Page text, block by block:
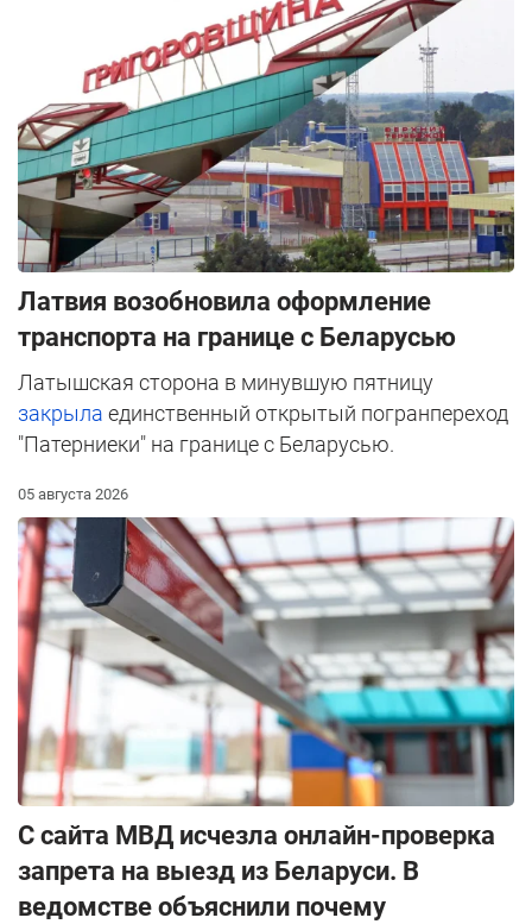
Латвия возобновила оформление
транспорта на границе с Беларусью
Латышская сторона в минувшую пятницу
закрыла единственный открытый погранпереход
"Патерниеки" на границе с Беларусью.
05 августа 2026
С сайта МВД исчезла онлайн-проверка
запрета на выезд из Беларуси. В
ведомстве объяснили почему